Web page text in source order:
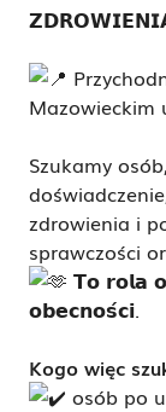
Mazowieckim
Szukamy
zdrowienia i
sprawczości
𝗧𝗼 𝗿𝗼𝗹𝗮
𝗼𝗯𝗲𝗰𝗻𝗼𝘀́𝗰𝗶.
Kogo więc
osób po